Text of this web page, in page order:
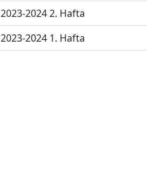
2023-2024 2. Hafta
2023-2024 1. Hafta